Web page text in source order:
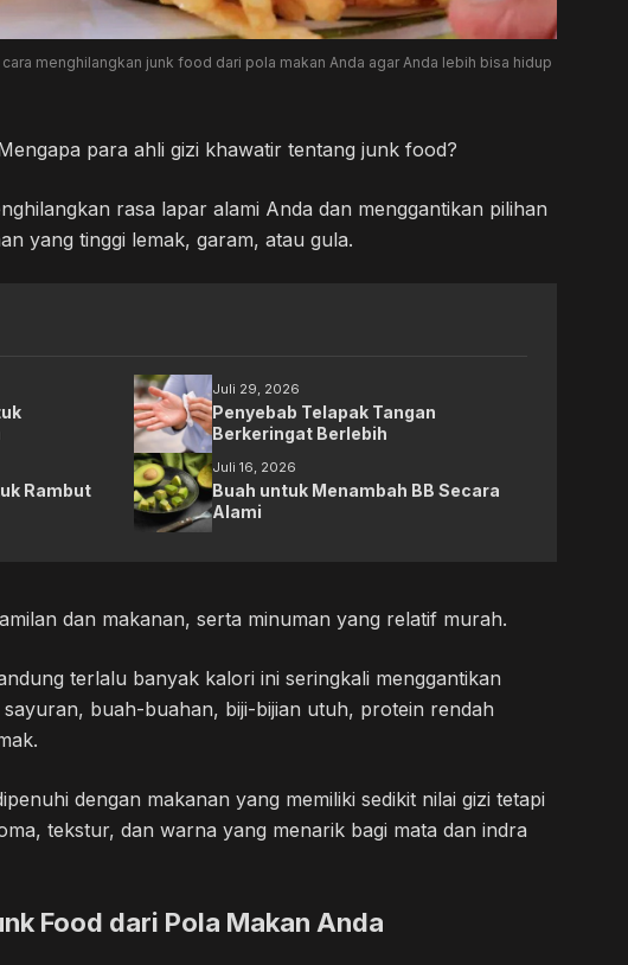
menghilangkan junk food dari pola makan Anda agar Anda lebih bisa hidup
para ahli gizi khawatir tentang junk food?
rasa lapar alami Anda dan menggantikan pilihan
yang tinggi lemak, garam, atau gula.
Juli 29, 2026
Penyebab Telapak Tangan
Berkeringat Berlebih
Rambut
Juli 16, 2026
Buah untuk Menambah BB Secara
Alami
dan makanan, serta minuman yang relatif murah.
terlalu banyak kalori ini seringkali menggantikan
buah-buahan, biji-bijian utuh, protein rendah
dengan makanan yang memiliki sedikit nilai gizi tetapi
tekstur, dan warna yang menarik bagi mata dan indra
Food dari Pola Makan Anda